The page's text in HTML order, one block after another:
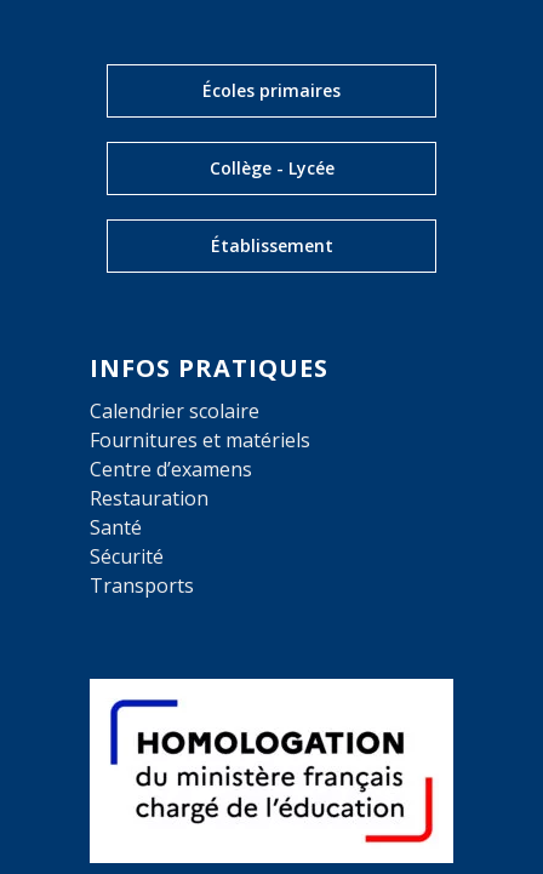
Écoles primaires
Collège - Lycée
Établissement
INFOS PRATIQUES
Calendrier scolaire
Fournitures et matériels
Centre d’examens
Restauration
Santé
Sécurité
Transports